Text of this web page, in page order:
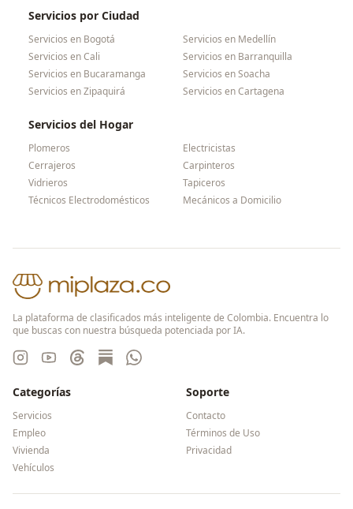
Servicios por Ciudad
Servicios en Bogotá Servicios en Medellín
Servicios enCali Servicios en Barranquilla
Servicios en Bucaramanga Servicios enSoacha
Servicios enZipaquirá Servicios enCartagena
Servicios del Hogar
Plomeros
Electricistas
Cerrajeros
Carpinteros
Vidrieros
Tapiceros
Técnicos Electrodomésticos
Mecánicos a Domicilio
La plataforma de clasificados más inteligente de Colombia. Encuentra lo
que buscas con nuestra búsqueda potenciada por IA.
Categorías
Servicios
Empleo
Vivienda
Vehículos
Soporte
Contacto
Términos de Uso
Privacidad